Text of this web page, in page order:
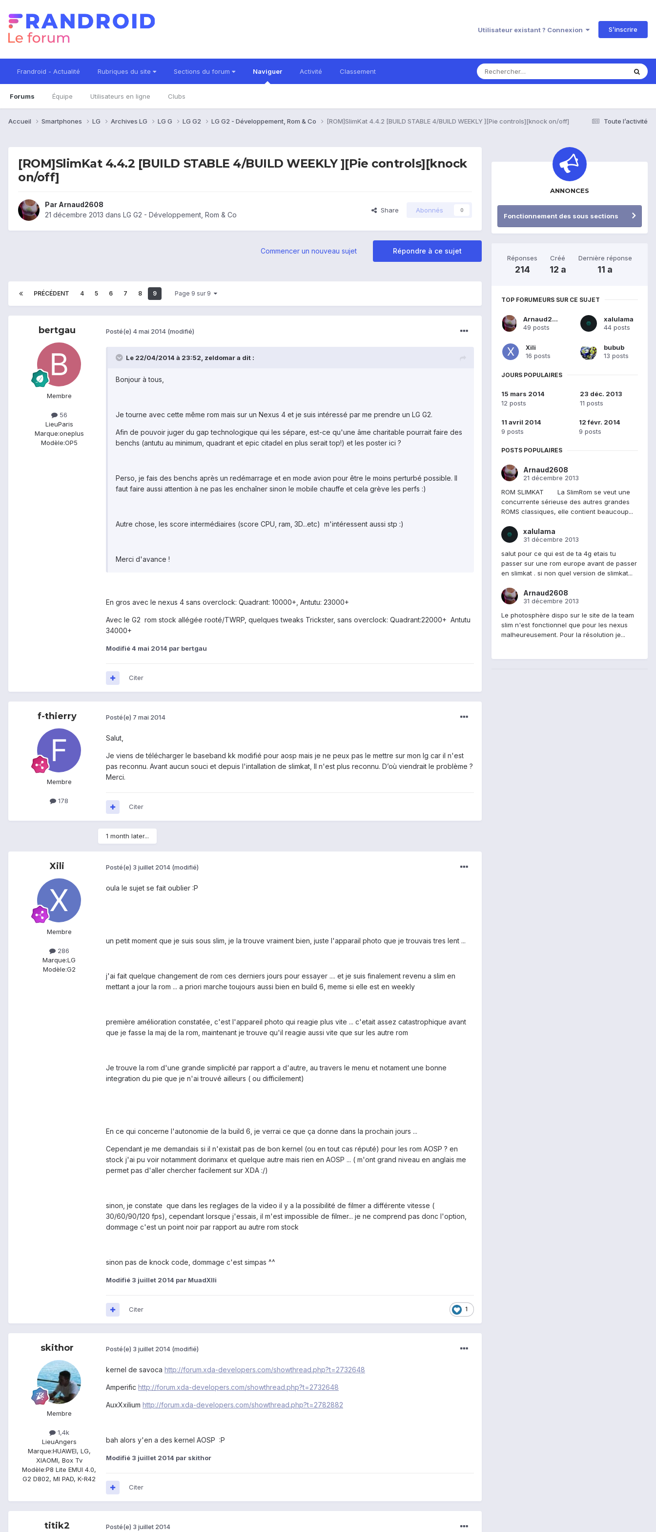
Utilisateur existant ? Connexion S’inscrire
Frandroid - Actualité Rubriques du site Sections du forum Naviguer
Forums Équipe Utilisateurs en ligne Clubs
Activité Classement
Toute l’activité
Accueil Smartphones LG Archives LG LG G LG G2 LG G2 - Développement, Rom & Co [ROM]SlimKat 4.4.2 [BUILD STABLE 4/BUILD WEEKLY ][Pie controls][knock on/off]
[ROM]SlimKat 4.4.2 [BUILD STABLE 4/BUILD WEEKLY ][Pie controls][knock
on/off]
Par Arnaud2608
21 décembre 2013 dans LG G2 - Développement, Rom & Co
Share Abonnés 0
Répondre à ce sujet
Commencer un nouveau sujet
PRÉCÉDENT 4 5 6 7 8 9 Page 9 sur 9
bertgau
Membre
56
LieuParis
Marque:oneplus
Modèle:OP5
Posté(e) 4 mai 2014 (modifié)
Le 22/04/2014 à 23:52, zeldomar a dit :
Bonjour à tous,
Je tourne avec cette même rom mais sur un Nexus 4 et je suis intéressé par me prendre un LG G2.
Afin de pouvoir juger du gap technologique qui les sépare, est-ce qu'une âme charitable pourrait faire des
benchs (antutu au minimum, quadrant et epic citadel en plus serait top!) et les poster ici ?
Perso, je fais des benchs après un redémarrage et en mode avion pour être le moins perturbé possible. Il
faut faire aussi attention à ne pas les enchaîner sinon le mobile chauffe et cela grève les perfs :)
Autre chose, les score intermédiaires (score CPU, ram, 3D...etc) m'intéressent aussi stp :)
Merci d'avance !
En gros avec le nexus 4 sans overclock: Quadrant: 10000+, Antutu: 23000+
Avec le G2 rom stock allégée rooté/TWRP, quelques tweaks Trickster, sans overclock: Quadrant:22000+ Antutu
34000+
Modifié4 mai 2014 par bertgau
Citer
f-thierry
Membre
178
Posté(e) 7 mai 2014
Salut,
Je viens de télécharger le baseband kk modifié pour aosp mais je ne peux pas le mettre sur mon lg car il n'est
pas reconnu. Avant aucun souci et depuis l'intallation de slimkat, Il n'est plus reconnu. D’où viendrait le problème ?
Merci.
Citer
1 month later...
Xili
Membre
286
Marque:LG
Modèle:G2
Posté(e) 3 juillet 2014 (modifié)
oula le sujet se fait oublier :P
un petit moment que je suis sous slim, je la trouve vraiment bien, juste l'apparail photo que je trouvais tres lent ...
j'ai fait quelque changement de rom ces derniers jours pour essayer .... et je suis finalement revenu a slim en
mettant a jour la rom ... a priori marche toujours aussi bien en build 6, meme si elle est en weekly
première amélioration constatée, c'est l'appareil photo qui reagie plus vite ... c'etait assez catastrophique avant
que je fasse la maj de la rom, maintenant je trouve qu'il reagie aussi vite que sur les autre rom
Je trouve la rom d'une grande simplicité par rapport a d'autre, au travers le menu et notament une bonne
integration du pie que je n'ai trouvé ailleurs ( ou difficilement)
En ce qui concerne l'autonomie de la build 6, je verrai ce que ça donne dans la prochain jours ...
Cependant je me demandais si il n'existait pas de bon kernel (ou en tout cas réputé) pour les rom AOSP ? en
stock j'ai pu voir notamment dorimanx et quelque autre mais rien en AOSP ... ( m'ont grand niveau en anglais me
permet pas d'aller chercher facilement sur XDA :/)
sinon, je constate que dans les reglages de la video il y a la possibilité de filmer a différente vitesse (
30/60/90/120 fps), cependant lorsque j'essais, il m'est impossible de filmer... je ne comprend pas donc l'option,
dommage c'est un point noir par rapport au autre rom stock
sinon pas de knock code, dommage c'est simpas ^^
Modifié 3 juillet 2014 par MuadXIli
1
Citer
skithor
Membre
1,4k
LieuAngers
Marque:HUAWEI, LG,
XIAOMI, Box Tv
Modèle:P8 Lite EMUI 4.0,
G2 D802, MI PAD, K-R42
Posté(e) 3 juillet 2014 (modifié)
kernel de savoca http://forum.xda-developers.com/showthread.php?t=2732648
Amperific http://forum.xda-developers.com/showthread.php?t=2732648
AuxXxilium http://forum.xda-developers.com/showthread.php?t=2782882
bah alors y'en a des kernel AOSP :P
Modifié 3 juillet 2014 par skithor
Citer
titik2 Posté(e) 3 juillet 2014
ANNONCES
Fonctionnement des sous sections
Réponses
214
Créé
12 a
Dernière réponse
11 a
TOP FORUMEURS SUR CE SUJET
Arnaud2608
49 posts
xalulama
44 posts
Xili
16 posts
bubub
13 posts
JOURS POPULAIRES
15 mars 2014
12 posts
23 déc. 2013
11 posts
11 avril 2014
9 posts
12 févr. 2014
9 posts
POSTS POPULAIRES
Arnaud2608
21 décembre 2013
ROM SLIMKAT La SlimRom se veut une
concurrente sérieuse des autres grandes
ROMS classiques, elle contient beaucoup...
xalulama
31 décembre 2013
salut pour ce qui est de ta 4g etais tu
passer sur une rom europe avant de passer
en slimkat . si non quel version de slimkat...
Arnaud2608
31 décembre 2013
Le photosphère dispo sur le site de la team
slim n'est fonctionnel que pour les nexus
malheureusement. Pour la résolution je...